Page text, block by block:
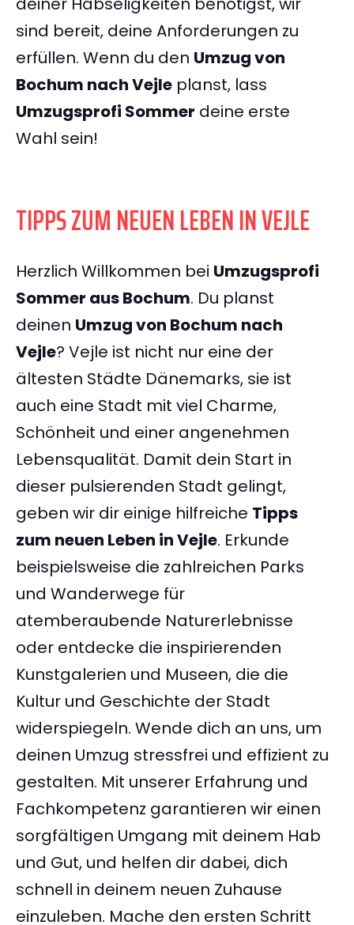
sind bereit, deine Anforderungen zu
erfüllen. Wenn du den Umzug von
Bochum nach Vejle planst, lass
Umzugsprofi Sommer deine erste
Wahl sein!
TIPPS ZUM NEUEN LEBEN IN VEJLE
Herzlich Willkommen bei Umzugsprofi
Sommer aus Bochum. Du planst
deinen Umzug von Bochum nach
Vejle? Vejle ist nicht nur eine der
ältesten Städte Dänemarks, sie ist
auch eine Stadt mit viel Charme,
Schönheit und einer angenehmen
Lebensqualität. Damit dein Start in
dieser pulsierenden Stadt gelingt,
geben wir dir einige hilfreiche Tipps
zum neuen Leben in Vejle. Erkunde
beispielsweise die zahlreichen Parks
und Wanderwege für
atemberaubende Naturerlebnisse
oder entdecke die inspirierenden
Kunstgalerien und Museen, die die
Kultur und Geschichte der Stadt
widerspiegeln. Wende dich an uns, um
deinen Umzug stressfrei und effizient zu
gestalten. Mit unserer Erfahrung und
Fachkompetenz garantieren wir einen
sorgfältigen Umgang mit deinem Hab
und Gut, und helfen dir dabei, dich
schnell in deinem neuen Zuhause
einzuleben. Mache den ersten Schritt